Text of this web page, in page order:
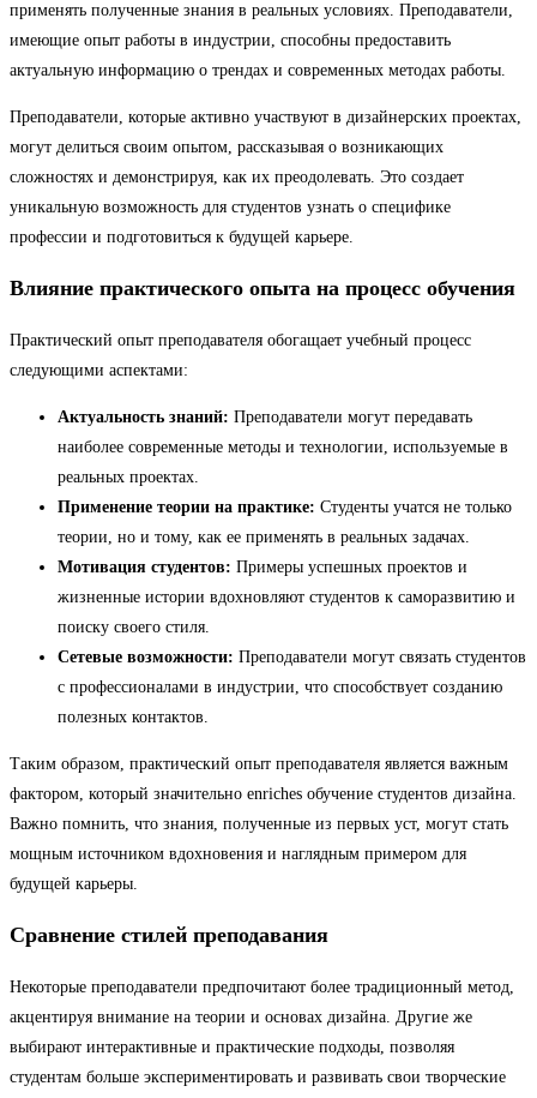
применять полученные знания в реальных условиях. Преподаватели,
имеющие опыт работы в индустрии, способны предоставить
актуальную информацию о трендах и современных методах работы.
Преподаватели, которые активно участвуют в дизайнерских проектах,
могут делиться своим опытом, рассказывая о возникающих
сложностях и демонстрируя, как их преодолевать. Это создает
уникальную возможность для студентов узнать о специфике
профессии и подготовиться к будущей карьере.
Влияние практического опыта на процесс обучения
Практический опыт преподавателя обогащает учебный процесс
следующими аспектами:
Актуальность знаний: Преподаватели могут передавать
наиболее современные методы и технологии, используемые в
реальных проектах.
Применение теории на практике: Студенты учатся не только
теории, но и тому, как ее применять в реальных задачах.
Мотивация студентов: Примеры успешных проектов и
жизненные истории вдохновляют студентов к саморазвитию и
поиску своего стиля.
Сетевые возможности: Преподаватели могут связать студентов
с профессионалами в индустрии, что способствует созданию
полезных контактов.
Таким образом, практический опыт преподавателя является важным
фактором, который значительно enriches обучение студентов дизайна.
Важно помнить, что знания, полученные из первых уст, могут стать
мощным источником вдохновения и наглядным примером для
будущей карьеры.
Сравнение стилей преподавания
Некоторые преподаватели предпочитают более традиционный метод,
акцентируя внимание на теории и основах дизайна. Другие же
выбирают интерактивные и практические подходы, позволяя
студентам больше экспериментировать и развивать свои творческие